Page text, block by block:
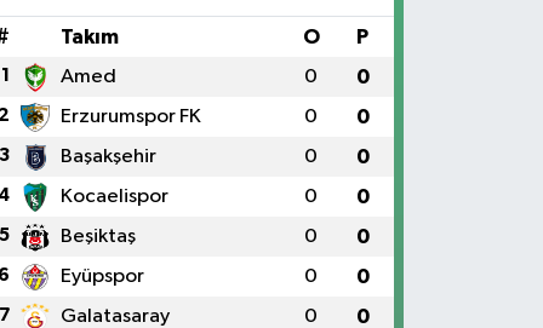
Takım O P
1 Amed 0 0
2 Erzurumspor FK 0 0
3 Başakşehir 0 0
4 Kocaelispor 0 0
5 Beşiktaş 0 0
6 Eyüpspor 0 0
7 Galatasaray 0 0